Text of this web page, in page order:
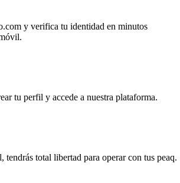
y verifica tu identidad en minutos
tu perfil y accede a nuestra plataforma.
tendrás total libertad para operar con tus peaq.